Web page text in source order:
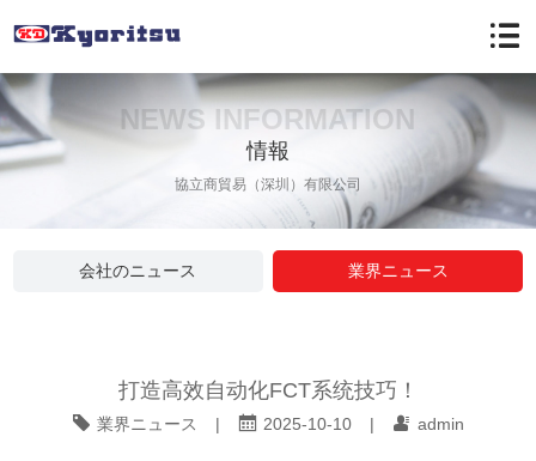
NEWS INFORMATION
情報
協立商貿易（深圳）有限公司
会社のニュース 業界ニュース
打造高效自动化FCT系统技巧！
業界ニュース | 2025-10-10 | admin